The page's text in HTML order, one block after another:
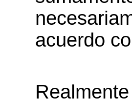
acuerdo